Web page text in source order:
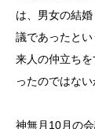
は、男女の結
議であったと
来人の仲立ち
ったのではない
神無月10月の